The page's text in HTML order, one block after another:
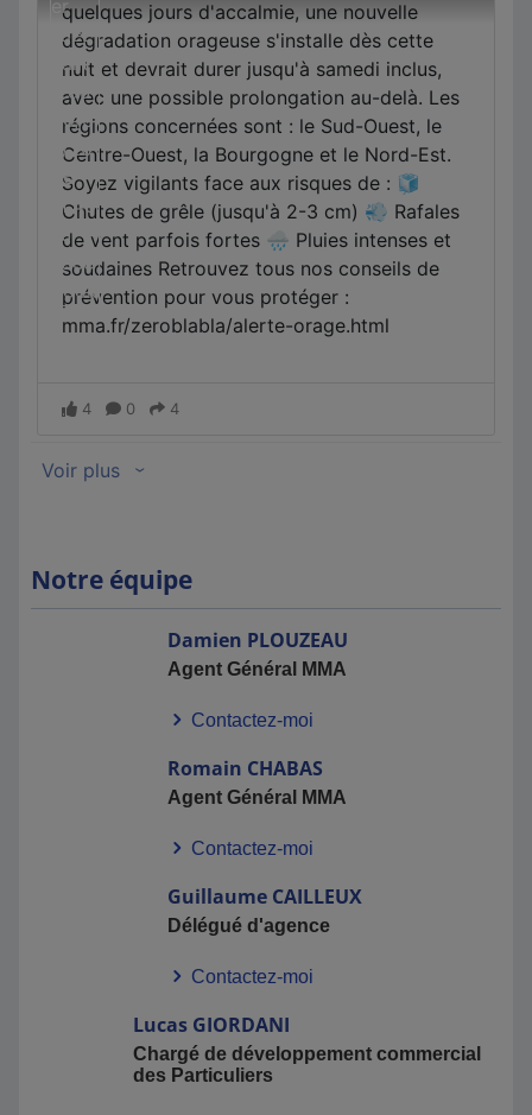
Notre équipe
Damien PLOUZEAU
Agent Général MMA
Contactez-moi
Romain CHABAS
Agent Général MMA
Contactez-moi
Guillaume CAILLEUX
Délégué d'agence
Contactez-moi
Lucas GIORDANI
Chargé de développement commercial
des Particuliers